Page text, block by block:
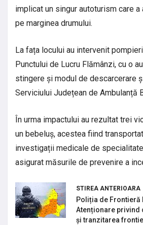
implicat un singur autoturism care a
pe marginea drumului.
La fața locului au intervenit
Punctului de Lucru Flămânzi, cu o
stingere și modul de descarcerare
Serviciului Județean de Ambulanță
În urma impactului au rezultat trei
un bebeluș, acestea fiind
investigații medicale de
asigurat măsurile de prevenire a
STIREA ANTERIOARA
Poliția de Frontieră
Atenționare privind
și tranzitarea